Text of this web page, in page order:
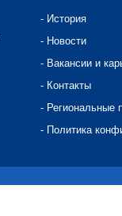
- История
- Новости
- Вакансии и
- Контакты
- Региональные
- Политика